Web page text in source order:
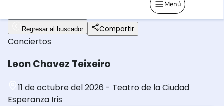
Menú
Regresar al buscador Compartir
Conciertos
Leon Chavez Teixeiro
11 de octubre del 2026 - Teatro de la Ciudad
Esperanza Iris